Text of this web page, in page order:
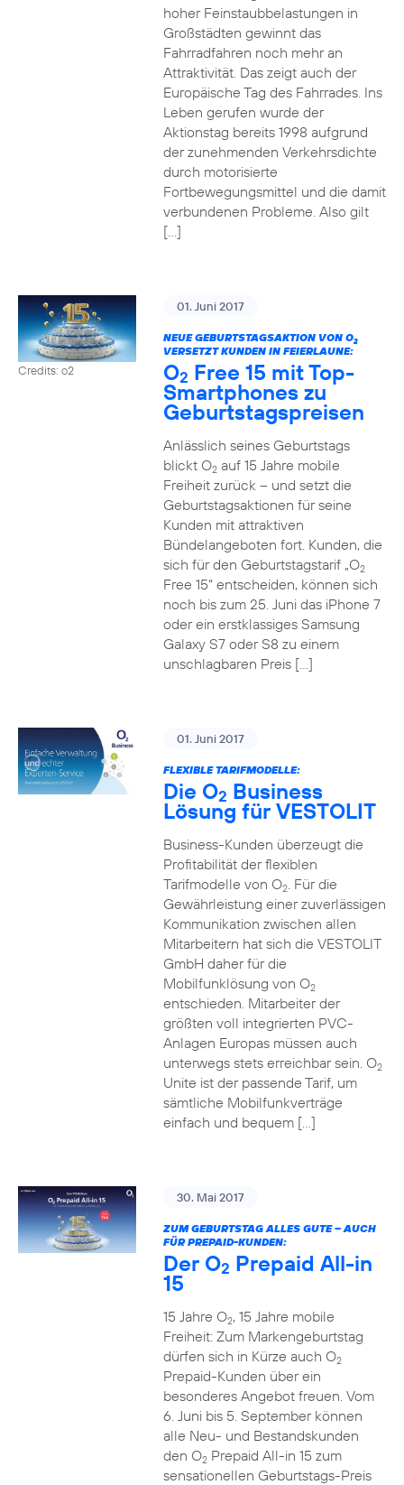
hoher Feinstaubbelastungen in
Großstädten gewinnt das
Fahrradfahren noch mehr an
Attraktivität. Das zeigt auch der
Europäische Tag des Fahrrades. Ins
Leben gerufen wurde der
Aktionstag bereits 1998 aufgrund
der zunehmenden Verkehrsdichte
durch motorisierte
Fortbewegungsmittel und die damit
verbundenen Probleme. Also gilt
[…]
Credits: o2
01. Juni 2017
NEUE GEBURTSTAGSAKTION VON O2
VERSETZT KUNDEN IN FEIERLAUNE:
O2 Free 15 mit Top-
Smartphones zu
Geburtstagspreisen
Anlässlich seines Geburtstags
blickt O2auf 15 Jahre mobile
Freiheit zurück – und setzt die
Geburtstagsaktionen für seine
Kunden mit attraktiven
Bündelangeboten fort. Kunden, die
sich für den Geburtstagstarif „O2
Free 15“ entscheiden, können sich
noch bis zum 25. Juni das iPhone 7
oder ein erstklassiges Samsung
Galaxy S7 oder S8 zu einem
unschlagbaren Preis […]
01. Juni 2017
FLEXIBLE TARIFMODELLE:
Die O2 Business
Lösung für VESTOLIT
Business-Kunden überzeugt die
Profitabilität der flexiblen
Tarifmodelle von O2. Für die
Gewährleistung einer zuverlässigen
Kommunikation zwischen allen
Mitarbeitern hat sich die VESTOLIT
GmbH daher für die
Mobilfunklösung von O2
entschieden. Mitarbeiter der
größten voll integrierten PVC-
Anlagen Europas müssen auch
unterwegs stets erreichbar sein. O2
Unite ist der passende Tarif, um
sämtliche Mobilfunkverträge
einfach und bequem […]
30. Mai 2017
ZUM GEBURTSTAG ALLES GUTE – AUCH
FÜR PREPAID-KUNDEN:
Der O2 Prepaid All-in
15
15 Jahre O2, 15 Jahre mobile
Freiheit: Zum Markengeburtstag
dürfen sich in Kürze auch O2
Prepaid-Kunden über ein
besonderes Angebot freuen. Vom
6. Juni bis 5. September können
alle Neu- und Bestandskunden
den O2Prepaid All-in 15 zum
sensationellen Geburtstags-Preis